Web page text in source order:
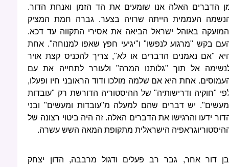
הדברים האלה אנו שומעים את הד הזמן ואנחת הדור.
העממית הייתה שרויה בצער. גברה חמת המציק
באוהל ישראל הביאה את אסירי התקווה עד דכא.
בקש "מרגוע לנפשו" ו"יגיעי חפץ שאפו למנוחה". אחת
"אם נאמנים הדברים או לא", צריך להכניס קצת אויר
אל תוך "גלותנו המרה" ולעורר לתחייה את עם
אחת היא אם שלמה מולכו ודוד הראובני חיו ופעלו,
"חוקיה ודרישותיה" של ההיסטוריה הדורשת רק "עובדות
יש דברים שהם למעלה מ"עובדות ומעשים" ובני
ידעו והרגישו את הדברים האלה. זה היה ביטוי רצונה של
הישראלית מתקופת המאה השש עשרה.
דור אחר, גבר רב פעלים ודגול מרבבה, הדון יצחק